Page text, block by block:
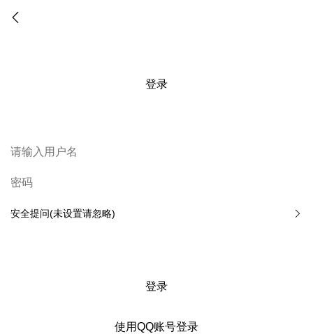
登录
安全提问(未设置请忽略)
登录
使用QQ账号登录